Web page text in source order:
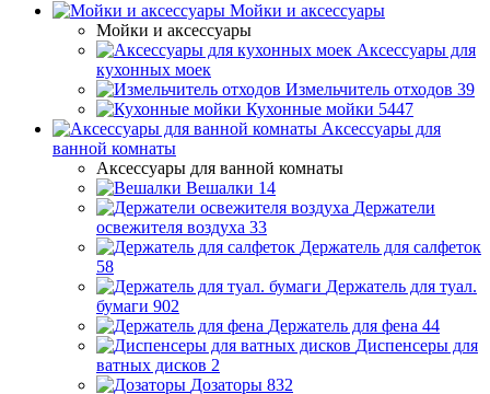
Мойки и аксессуары
Мойки и аксессуары
Аксессуары для
кухонных моек
Измельчитель отходов 39
Кухонные мойки 5447
Аксессуары для
ванной комнаты
Аксессуары для ванной комнаты
Вешалки 14
Держатели
освежителя воздуха 33
Держатель для салфеток
58
Держатель для туал.
бумаги 902
Держатель для фена 44
Диспенсеры для
ватных дисков 2
Дозаторы 832